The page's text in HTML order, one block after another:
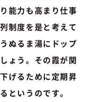
能力も高まり仕事
制度を是と考えて
ぬるま湯にドップ
ょう。その霞が関
げるために定期昇
というのです。